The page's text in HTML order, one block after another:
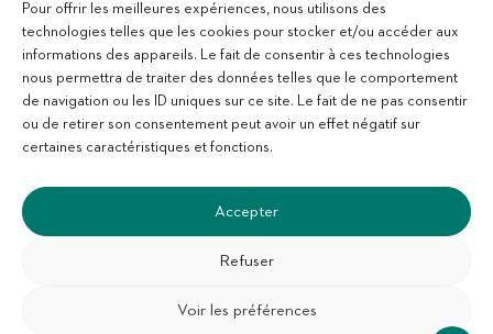
Pour offrir les meilleures expériences, nous utilisons des
technologies telles que les cookies pour stocker et/ou accéder aux
informations des appareils. Le fait de consentir à ces technologies
nous permettra de traiter des données telles que le comportement
de navigation ou les ID uniques sur ce site. Le fait de ne pas consentir
ou de retirer son consentement peut avoir un effet négatif sur
certaines caractéristiques et fonctions.
Accepter
Refuser
Voir les préférences
11 bis Rue des Novalles
21240 Talant - France
+33 (0)3 80 59 22 88
Membre de la Fédération des Aveugles de France
Membre du collectif Les Éditeurs Atypiques
SUIVEZ-NOUS :